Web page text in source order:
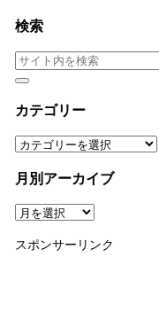
検索
カテゴリー
カ
ゴ
リ
ー
月別アーカイブ
月
ア
スポンサーリンク